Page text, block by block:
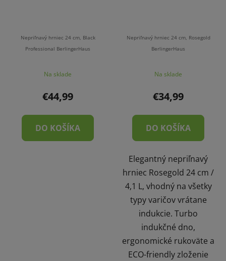
Nepriľnavý hrniec 24 cm, Black
Professional BerlingerHaus
Na sklade
€44,99
DO KOŠÍKA
Nepriľnavý hrniec 24 cm, Rosegold
BerlingerHaus
Na sklade
€34,99
DO KOŠÍKA
Elegantný nepriľnavý
hrniec Rosegold 24 cm /
4,1 L, vhodný na všetky
typy varičov vrátane
indukcie. Turbo
indukčné dno,
ergonomické rukoväte a
ECO-friendly zloženie